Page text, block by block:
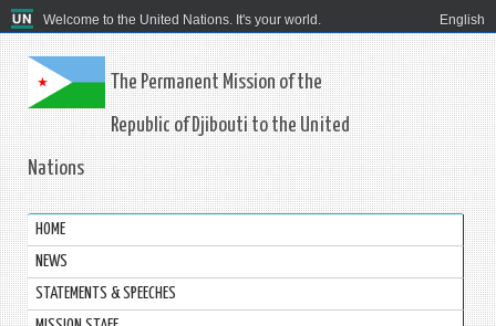
Welcome to the United Nations. It's your world. English
The Permanent Mission of the
Republic of Djibouti to the United
Nations
HOME
NEWS
STATEMENTS & SPEECHES